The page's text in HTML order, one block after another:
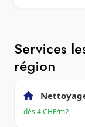
Services
région
dès 4 CHF/m2